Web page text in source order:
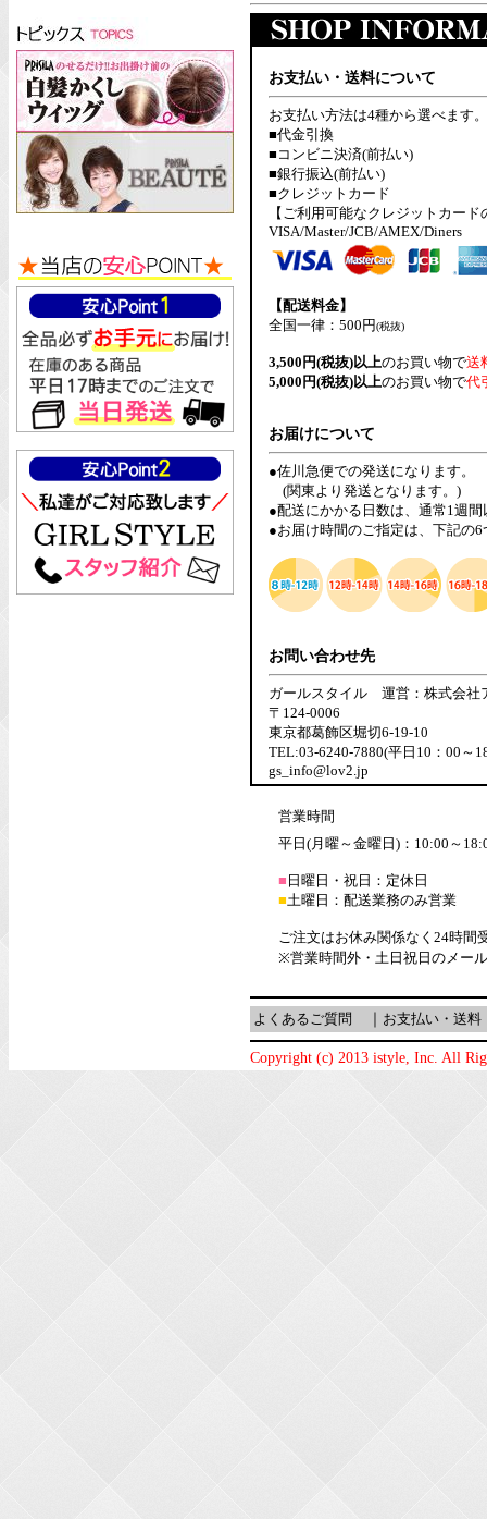
お支払い・送料について
お支払い方法は4種から選べます。
■代金引換
■コンビニ決済(前払い)
■銀行振込(前払い)
■クレジットカード
【ご利用可能なクレジットカード
VISA/Master/JCB/AMEX/Diners
【配送料金】
全国一律：500円(税抜)
3,500円(税抜)以上のお買い物で送
5,000円(税抜)以上のお買い物で代
お届けについて
●佐川急便での発送になります。
(関東より発送となります。)
●配送にかかる日数は、通常1週
●お届け時間のご指定は、下記の
お問い合わせ先
ガールスタイル 運営：株式会社
〒124-0006
東京都葛飾区堀切6-19-10
TEL:03-6240-7880(平日10：00～
gs_info@lov2.jp
営業時間
平日(月曜～金曜日)：10:00～
■ 日曜日・祝日：定休日
■土曜日：配送業務のみ営業
ご注文はお休み関係なく24時間
※営業時間外・土日祝日のメー
よくあるご質問 ｜ お支払い・送料
Copyright (c) 2013 istyle, Inc. All